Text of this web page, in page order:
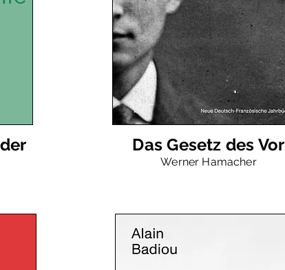
Das Gesetz des Vor
Werner Hamacher